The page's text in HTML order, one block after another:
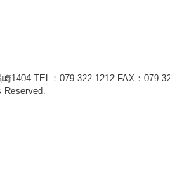
1404 TEL：079-322-1212 FAX：079-
Reserved.